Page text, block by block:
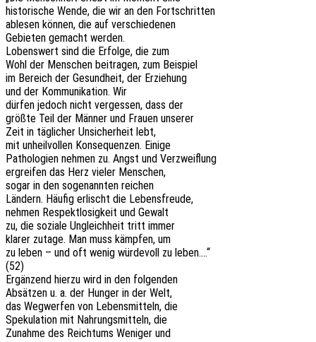
histo­ri­sche Wende, die wir an den Fortschritten
able­sen können, die auf verschiedenen
Gebie­ten gemacht werden.
Lobens­wert sind die Erfol­ge, die zum
Wohl der Menschen beitra­gen, zum Beispiel
im Bereich der Gesund­heit, der Erziehung
und der Kommu­ni­ka­ti­on. Wir
dürfen jedoch nicht verges­sen, dass der
größte Teil der Männer und Frauen unserer
Zeit in tägli­cher Unsi­cher­heit lebt,
mit unheil­vol­len Konse­quen­zen. Einige
Patho­lo­gien nehmen zu. Angst und Verzweiflung
ergrei­fen das Herz vieler Menschen,
sogar in den soge­nann­ten reichen
Ländern. Häufig erlischt die Lebensfreude,
nehmen Respekt­lo­sig­keit und Gewalt
zu, die sozia­le Ungleich­heit tritt immer
klarer zutage. Man muss kämp­fen, um
zu leben – und oft wenig würde­voll zu leben….“
(52)
Ergän­zend hierzu wird in den folgenden
Absät­zen u. a. der Hunger in der Welt,
das Wegwer­fen von Lebens­mit­teln, die
Speku­la­ti­on mit Nahrungs­mit­teln, die
Zunah­me des Reich­tums Weni­ger und